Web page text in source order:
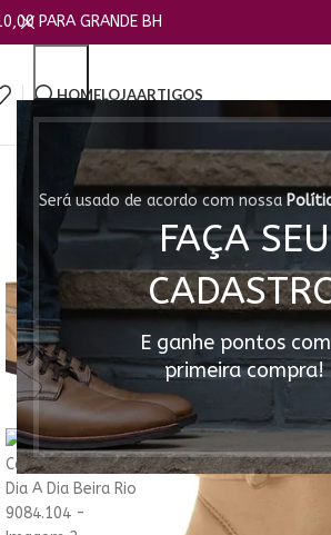
Será usado de acordo com nossa
FAÇA SEU
E ganhe pontos
primeira compra!
HOMELOJAARTIGOS
BH